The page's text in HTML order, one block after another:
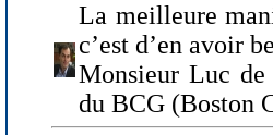
La meilleure
c’est d’en avoir
Monsieur Luc de
du BCG (Boston